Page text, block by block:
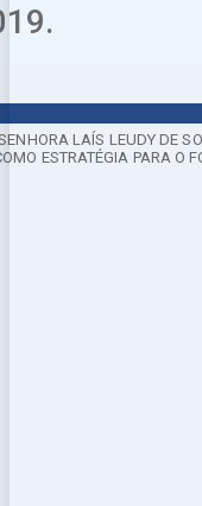
LAÍS LEUDY DE
ESTRATÉGIA PARA